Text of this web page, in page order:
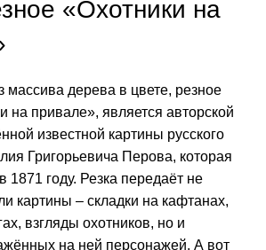
«Охотники на
массива дерева в цвете, резное
на привале», является авторской
известной картины русского
Григорьевича Перова, которая
1871 году. Резка передаёт не
картины – складки на кафтанах,
взгляды охотников, но и
на ней персонажей. А вот